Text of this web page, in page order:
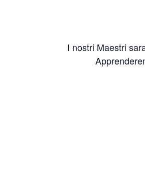
I nostri Maestri